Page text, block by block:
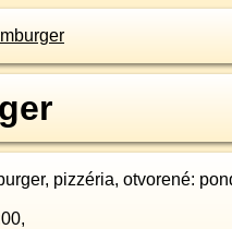
pizzéria, otvorené: